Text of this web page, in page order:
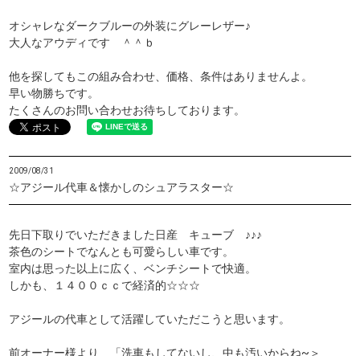
オシャレなダークブルーの外装にグレーレザー♪
大人なアウディです ＾＾ｂ
他を探してもこの組み合わせ、価格、条件はありませんよ。
早い物勝ちです。
たくさんのお問い合わせお待ちしております。
2009/08/31
☆アジール代車＆懐かしのシュアラスター☆
先日下取りでいただきました日産 キューブ ♪♪♪
茶色のシートでなんとも可愛らしい車です。
室内は思った以上に広く、ベンチシートで快適。
しかも、１４００ｃｃで経済的☆☆☆
アジールの代車として活躍していただこうと思います。
前オーナー様より 「洗車もしてないし、中も汚いからね~＞